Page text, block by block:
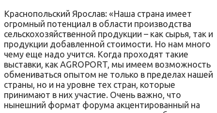
Краснопольский Ярослав: «Наша страна имеет
огромный потенциал в области производства
сельскохозяйственной продукции – как сырья, так и
продукции добавленной стоимости. Но нам много
чему еще надо учится. Когда проходят такие
выставки, как AGROPORT, мы имеем возможность
обмениваться опытом не только в пределах нашей
страны, но и на уровне тех стран, которые
принимают в них участие. Очень важно, что
нынешний формат форума акцентированный на